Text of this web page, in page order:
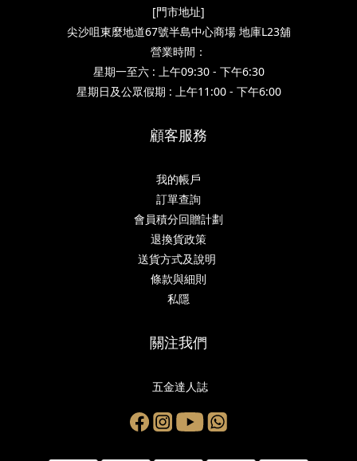
[門市地址]
尖沙咀東麼地道67號半島中心商場 地庫L23舖
營業時間：
星期一至六 : 上午09:30 - 下午6:30
星期日及公眾假期 : 上午11:00 - 下午6:00
顧客服務
我的帳戶
訂單查詢
會員積分回贈計劃
退換貨政策
送貨方式及說明
條款與細則
私隱
關注我們
五金達人誌